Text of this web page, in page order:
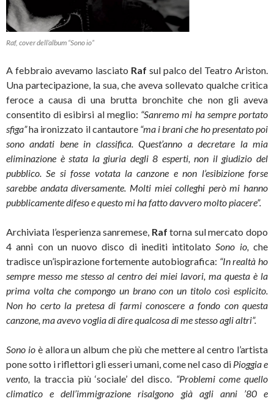
Raf, cover dell’album “Sono io”
A febbraio avevamo lasciato Raf sul palco del Teatro Ariston.
Una partecipazione, la sua, che aveva sollevato qualche critica
feroce a causa di una brutta bronchite che non gli aveva
consentito di esibirsi al meglio: “Sanremo mi ha sempre portato
sfiga”ha ironizzato il cantautore “ma i brani che ho presentato poi
sono andati bene in classifica. Quest’anno a decretare la mia
eliminazione è stata la giuria degli 8 esperti, non il giudizio del
pubblico. Se si fosse votata la canzone e non l’esibizione forse
sarebbe andata diversamente. Molti miei colleghi però mi hanno
pubblicamente difeso e questo mi ha fatto davvero molto piacere”.
Archiviata l’esperienza sanremese, Raftorna sul mercato dopo
4 anni con un nuovo disco di inediti intitolato Sono io,che
tradisce un’ispirazione fortemente autobiografica: “In realtà ho
sempre messo me stesso al centro dei miei lavori, ma questa è la
prima volta che compongo un brano con un titolo così esplicito.
Non ho certo la pretesa di farmi conoscere a fondo con questa
canzone, ma avevo voglia di dire qualcosa di me stesso agli altri”.
Sono io è allora un album che più che mettere al centro l’artista
pone sotto i riflettori gli esseri umani, come nel caso di Pioggia e
vento, la traccia più ‘sociale’ del disco. “Problemi come quello
climatico e dell’immigrazione risalgono già agli anni ’80 e